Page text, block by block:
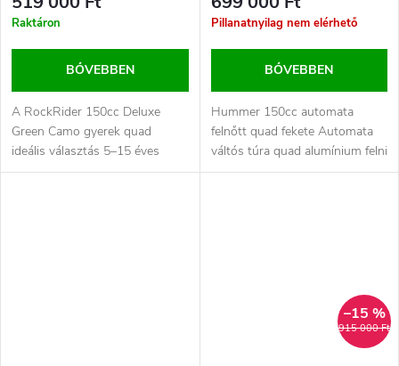
Raktáron
BŐVEBBEN
A RockRider 150cc Deluxe
Green Camo gyerek quad
ideális választás 5–15 éves
gyermekek számára. A
Pillanatnyilag nem elérhető
BŐVEBBEN
Hummer 150cc automata
felnőtt quad fekete Automata
váltós túra quad alumínium felni
vonóhorog kézvédő ,...
915 000 Ft
–15 %